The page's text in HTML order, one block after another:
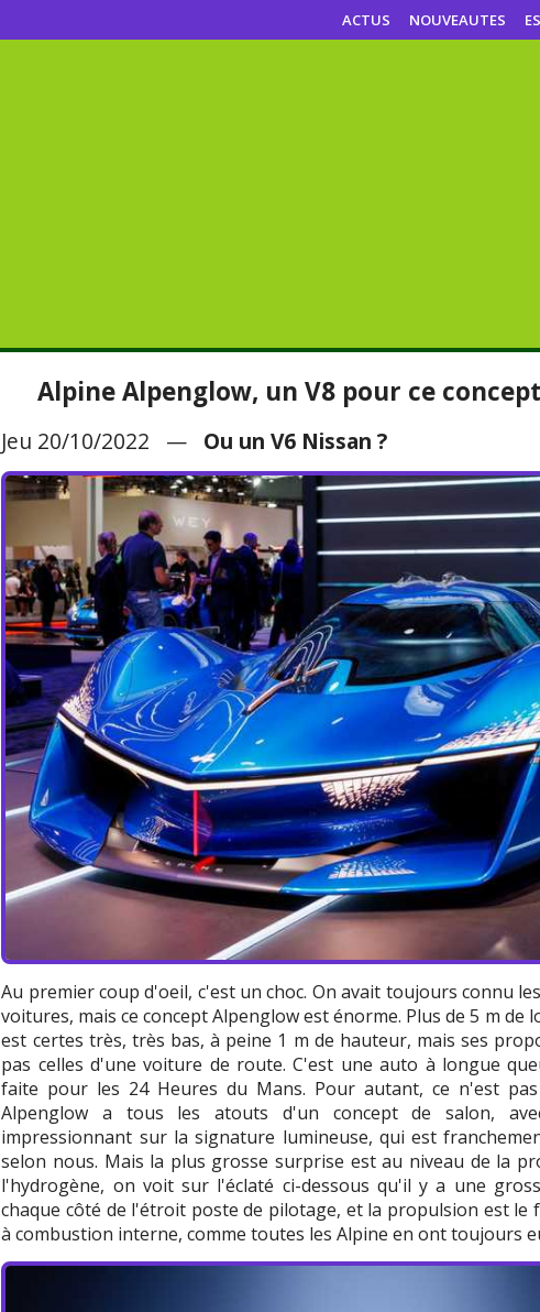
ACTUS NOUVEAUTES
Alpine Alpenglow, un V8 pour ce
Jeu 20/10/2022 — Ou un V6 Nissan ?
Au premier coup d'oeil, c'est un choc. On avait toujours connu
voitures, mais ce concept Alpenglow est énorme. Plus de 5 m de
est certes très, très bas, à peine 1 m de hauteur, mais ses
pas celles d'une voiture de route. C'est une auto à longue
faite pour les 24 Heures du Mans. Pour autant, ce n'est
Alpenglow a tous les atouts d'un concept de salon,
impressionnant sur la signature lumineuse, qui est
selon nous. Mais la plus grosse surprise est au niveau de la
l'hydrogène, on voit sur l'éclaté ci-dessous qu'il y a une
chaque côté de l'étroit poste de pilotage, et la propulsion est le
à combustion interne, comme toutes les Alpine en ont toujours